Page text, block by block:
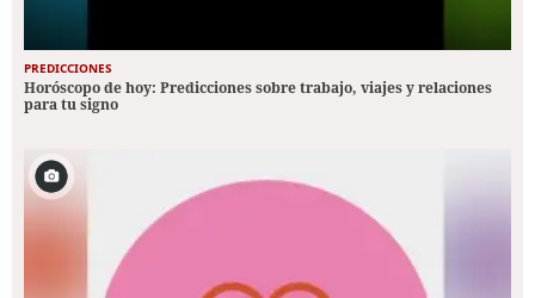
PREDICCIONES
Horóscopo de hoy: Predicciones sobre trabajo, viajes y relaciones
para tu signo